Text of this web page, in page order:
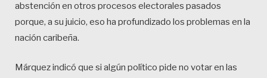
abstención en otros procesos electorales pasados
porque, a su juicio, eso ha profundizado los problemas en la
nación caribeña.
Márquez indicó que si algún político pide no votar en las